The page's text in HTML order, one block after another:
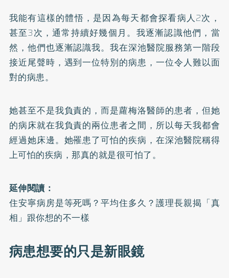
我能有這樣的體悟，是因為每天都會探看病人2次，
甚至3次，通常持續好幾個月。我逐漸認識他們，當
然，他們也逐漸認識我。我在深池醫院服務第一階段
接近尾聲時，遇到一位特別的病患，一位令人難以面
對的病患。
她甚至不是我負責的，而是蘿梅洛醫師的患者，但她
的病床就在我負責的兩位患者之間，所以每天我都會
經過她床邊。她罹患了可怕的疾病，在深池醫院稱得
上可怕的疾病，那真的就是很可怕了。
延伸閱讀：
住安寧病房是等死嗎？平均住多久？護理長親揭「真
相」跟你想的不一樣
病患想要的只是新眼鏡